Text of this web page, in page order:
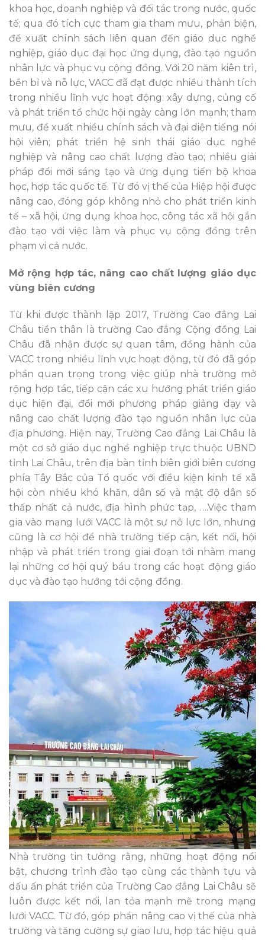
khoa học, doanh nghiệp và đối tác trong nước, quốc
tế; qua đó tích cực tham gia tham mưu, phản biện,
đề xuất chính sách liên quan đến giáo dục nghề
nghiệp, giáo dục đại học ứng dụng, đào tạo nguồn
nhân lực và phục vụ cộng đồng. Với 20 năm kiên trì,
bền bỉ và nỗ lực, VACC đã đạt được nhiều thành tích
trong nhiều lĩnh vực hoạt động: xây dựng, củng cố
và phát triển tổ chức hội ngày càng lớn mạnh; tham
mưu, đề xuất nhiều chính sách và đại diện tiếng nói
hội viên; phát triển hệ sinh thái giáo dục nghề
nghiệp và nâng cao chất lượng đào tạo; nhiều giải
pháp đổi mới sáng tạo và ứng dụng tiến bộ khoa
học, hợp tác quốc tế. Từ đó vị thế của Hiệp hội được
nâng cao, đóng góp không nhỏ cho phát triển kinh
tế – xã hội, ứng dụng khoa học, công tác xã hội gắn
đào tạo với việc làm và phục vụ cộng đồng trên
phạm vi cả nước.
Mở rộng hợp tác, nâng cao chất lượng giáo dục
vùng biên cương
Từ khi được thành lập 2017, Trường Cao đẳng Lai
Châu tiền thân là trường Cao đẳng Cộng đồng Lai
Châu đã nhận được sự quan tâm, đồng hành của
VACC trong nhiều lĩnh vực hoạt động, từ đó đã góp
phần quan trọng trong việc giúp nhà trường mở
rộng hợp tác, tiếp cận các xu hướng phát triển giáo
dục hiện đại, đổi mới phương pháp giảng dạy và
nâng cao chất lượng đào tạo nguồn nhân lực của
địa phương. Hiện nay, Trường Cao đẳng Lai Châu là
một cơ sở giáo dục nghề nghiệp trực thuộc UBND
tỉnh Lai Châu, trên địa bàn tỉnh biên giới biên cương
phía Tây Bắc của Tổ quốc với điều kiện kinh tế xã
hội còn nhiều khó khăn, dân số và mật độ dân số
thấp nhất cả nước, địa hình phức tạp, ….Việc tham
gia vào mạng lưới VACC là một sự nỗ lực lớn, nhưng
cũng là cơ hội để nhà trường tiếp cận, kết nối, hội
nhập và phát triển trong giai đoạn tới nhằm mang
lại những cơ hội quý báu trong các hoạt động giáo
dục và đào tạo hướng tới cộng đồng.
Nhà trường tin tưởng rằng, những hoạt động nổi
bật, chương trình đào tạo cùng các thành tựu và
dấu ấn phát triển của Trường Cao đẳng Lai Châu sẽ
luôn được kết nối, lan tỏa mạnh mẽ trong mạng
lưới VACC. Từ đó, góp phần nâng cao vị thế của nhà
trường và tăng cường sự giao lưu, hợp tác hiệu quả